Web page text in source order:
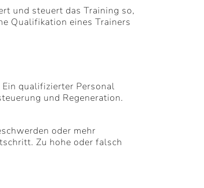
und steuert das Training so,
Qualifikation eines Trainers
qualifizierter Personal
und Regeneration.
oder mehr
Zu hohe oder falsch